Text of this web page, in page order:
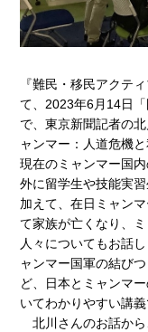
『難民・移民アクテ
て、2023年6月14日
で、東京新聞記者の
ャンマー：人道危機
現在のミャンマー国
外に留学生や技能実
加えて、在日ミャン
て家族が亡くなり、
人々についてもお話
ャンマー国軍の結び
ど、日本とミャンマ
いてわかりやすい講義
北川さんのお話から